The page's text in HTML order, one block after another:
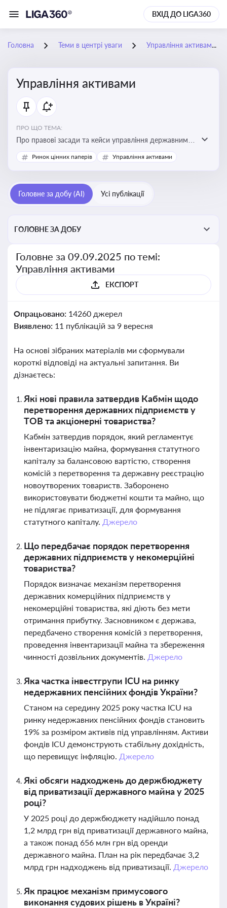
ВХІД ДО LIGA360
Головна Теми в центрі уваги Управління активами
Управління активами
ПРО ЩО ТЕМА:
Про правові засади та кейси управління державними,
комунальними та корпоративними активами, для
юристів і керівників, які відповідають за збереження
Ринок цінних паперів Управління активами
Головне за добу (AI) Усі публікації
ГОЛОВНЕ ЗА ДОБУ
Головне за 09.09.2025 по темі:
Управління активами
ЕКСПОРТ
Опрацьовано: 14260 джерел
Виявлено: 11 публікацій за 9 вересня
На основі зібраних матеріалів ми сформували
короткі відповіді на актуальні запитання. Ви
дізнаєтесь:
Які нові правила затвердив Кабмін щодо
перетворення державних підприємств у
ТОВ та акціонерні товариства?
Кабмін затвердив порядок, який регламентує
інвентаризацію майна, формування статутного
капіталу за балансовою вартістю, створення
комісій з перетворення та державну реєстрацію
новоутворених товариств. Заборонено
використовувати бюджетні кошти та майно, що
не підлягає приватизації, для формування
статутного капіталу. Джерело
Що передбачає порядок перетворення
державних підприємств у некомерційні
товариства?
Порядок визначає механізм перетворення
державних комерційних підприємств у
некомерційні товариства, які діють без мети
отримання прибутку. Засновником є держава,
передбачено створення комісій з перетворення,
проведення інвентаризації майна та збереження
чинності дозвільних документів. Джерело
Яка частка інвестгрупи ICU на ринку
недержавних пенсійних фондів України?
Станом на середину 2025 року частка ICU на
ринку недержавних пенсійних фондів становить
19% за розміром активів під управлінням. Активи
фондів ICU демонструють стабільну дохідність,
що перевищує інфляцію. Джерело
Які обсяги надходжень до держбюджету
від приватизації державного майна у 2025
році?
У 2025 році до держбюджету надійшло понад
1,2 млрд грн від приватизації державного майна,
а також понад 656 млн грн від оренди
державного майна. План на рік передбачає 3,2
млрд грн надходжень від приватизації. Джерело
Як працює механізм примусового
виконання судових рішень в Україні?